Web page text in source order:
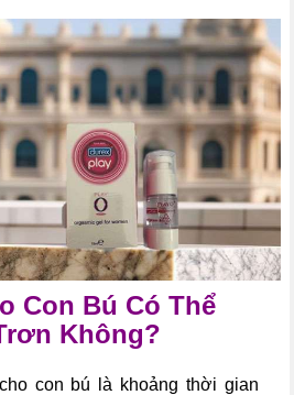
Con Bú Có Thể
Không?
con bú là khoảng thời gian